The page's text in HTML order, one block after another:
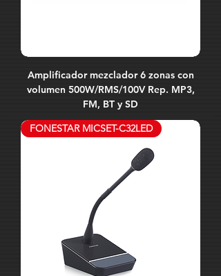
Amplificador mezclador 6 zonas con
volumen 500W/RMS/100V Rep. MP3,
FM, BT y SD
FONESTAR MICSET-C32LED